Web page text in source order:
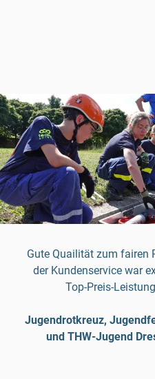
Gute Quailität zum fairen
der Kundenservice war
Top-Preis-
Jugendrotkreuz,
und THW-Jugend